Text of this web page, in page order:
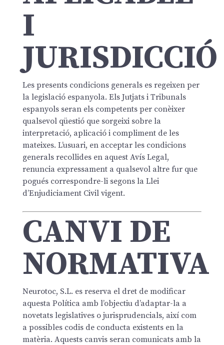
I
JURISDICCIÓ
Les presents condicions generals es regeixen per
la legislació espanyola. Els Jutjats i Tribunals
espanyols seran els competents per conèixer
qualsevol qüestió que sorgeixi sobre la
interpretació, aplicació i compliment de les
mateixes. L’usuari, en acceptar les condicions
generals recollides en aquest Avís Legal,
renuncia expressament a qualsevol altre fur que
pogués correspondre-li segons la Llei
d’Enjudiciament Civil vigent.
CANVI DE
NORMATIVA
Neurotoc, S.L. es reserva el dret de modificar
aquesta Política amb l’objectiu d’adaptar-la a
novetats legislatives o jurisprudencials, així com
a possibles codis de conducta existents en la
matèria. Aquests canvis seran comunicats amb la